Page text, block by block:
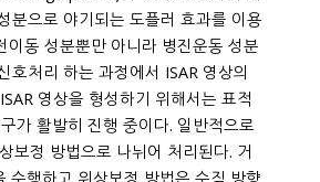
분으로 야기되는 도플러 효과를 이용
서 ISAR 영상의
가 활발히 진행 중이다. 일반적으로
보정 방법으로 나뉘어 처리된다. 거